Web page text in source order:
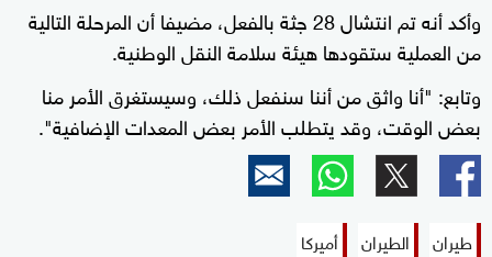
وأكد أنه تم انتشال 28 جثة بالفعل، مضيفا أن المرحلة التالية
من العملية ستقودها هيئة سلامة النقل الوطنية.
وتابع: "أنا واثق من أننا سنفعل ذلك، وسيستغرق الأمر منا
بعض الوقت، وقد يتطلب الأمر بعض المعدات الإضافية".
طيران الطيران أميركا